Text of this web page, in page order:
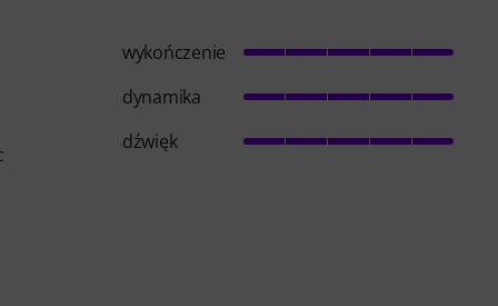
wykończenie
dynamika
dźwięk